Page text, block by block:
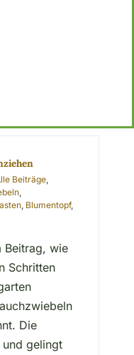
Beiträge
Blumentopf,
Beitrag, wie
Schritten
Die
gelingt